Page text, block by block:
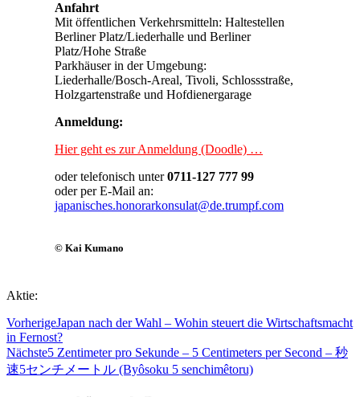
Anfahrt
Mit öffentlichen Verkehrsmitteln: Haltestellen
Berliner Platz/Liederhalle und Berliner
Platz/Hohe Straße
Parkhäuser in der Umgebung:
Liederhalle/Bosch-Areal, Tivoli, Schlossstraße,
Holzgartenstraße und Hofdienergarage
Anmeldung:
Hier geht es zur Anmeldung (Doodle) …
oder telefonisch unter0711-127 777 99
oder per E-Mail an:
japanisches.honorarkonsulat@de.trumpf.com
© Kai Kumano
Aktie:
VorherigeJapan nach der Wahl – Wohin steuert die Wirtschaftsmacht
in Fernost?
Nächste5 Zentimeter pro Sekunde – 5 Centimeters per Second – 秒
速5センチメートル (Byôsoku 5 senchimêtoru)